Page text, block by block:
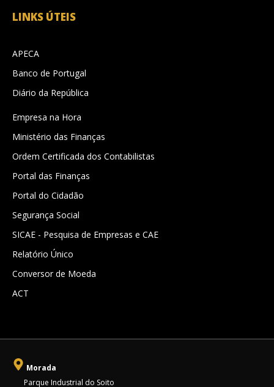
LINKS ÚTEIS
APECA
Banco de Portugal
Diário da República
Empresa na Hora
Ministério das Finanças
Ordem Certificada dos Contabilistas
Portal das Finanças
Portal do Cidadão
Segurança Social
SICAE - Pesquisa de Empresas e CAE
Relatório Único
Conversor de Moeda
ACT
Morada
Parque Industrial do Soito